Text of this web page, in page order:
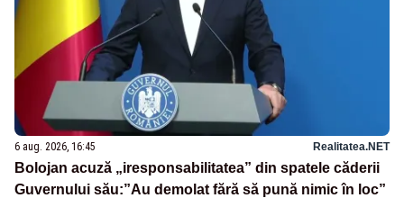
6 aug. 2026, 16:45 Realitatea.NET
Bolojan acuză „iresponsabilitatea” din spatele căderii
Guvernului său:”Au demolat fără să pună nimic în loc”